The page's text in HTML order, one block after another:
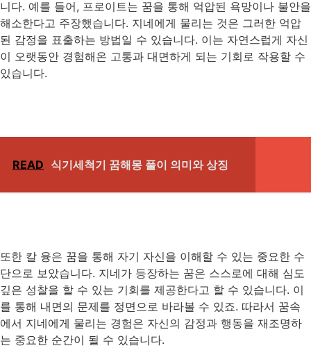
니다. 예를 들어, 프로이트는 꿈을 통해 억압된 욕망이나 불안을
해소한다고 주장했습니다. 지네에게 물리는 것은 그러한 억압
된 감정을 표출하는 방법일 수 있습니다. 이는 자연스럽게 자신
이 오랫동안 경험해온 고통과 대면하게 되는 기회로 작용할 수
있습니다.
READ 식기세척기 꿈해몽 풀이 의미와 상징
또한 칼 융은 꿈을 통해 자기 자신을 이해할 수 있는 중요한 수
단으로 보았습니다. 지네가 등장하는 꿈은 스스로에 대해 심도
깊은 성찰을 할 수 있는 기회를 제공한다고 할 수 있습니다. 이
를 통해 내면의 문제를 정면으로 바라볼 수 있죠. 따라서 꿈속
에서 지네에게 물리는 경험은 자신의 감정과 행동을 재조명하
는 중요한 순간이 될 수 있습니다.